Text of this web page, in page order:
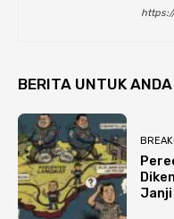
BERITA UNTUK ANDA